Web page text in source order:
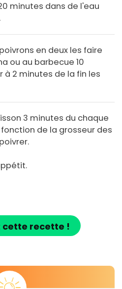
minutes dans de l'eau
en deux les faire
ou au barbecue 10
à 2 minutes de la fin les
3 minutes du chaque
de la grosseur des
cette recette !